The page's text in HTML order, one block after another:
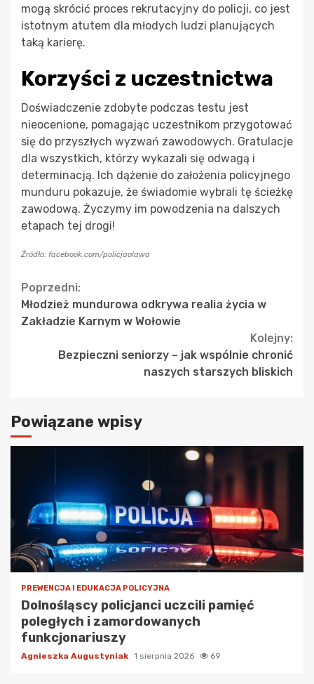
mogą skrócić proces rekrutacyjny do policji, co jest
istotnym atutem dla młodych ludzi planujących
taką karierę.
Korzyści z uczestnictwa
Doświadczenie zdobyte podczas testu jest
nieocenione, pomagając uczestnikom przygotować
się do przyszłych wyzwań zawodowych. Gratulacje
dla wszystkich, którzy wykazali się odwagą i
determinacją. Ich dążenie do założenia policyjnego
munduru pokazuje, że świadomie wybrali tę ścieżkę
zawodową. Życzymy im powodzenia na dalszych
etapach tej drogi!
Źródło: facebook.com/policjaolawa
Continue
Reading
Poprzedni:
Młodzież mundurowa odkrywa realia życia w
Zakładzie Karnym w Wołowie
Kolejny:
Bezpieczni seniorzy – jak wspólnie chronić
naszych starszych bliskich
Powiązane wpisy
PREWENCJA I EDUKACJA POLICYJNA
Dolnośląscy policjanci uczcili pamięć
poległych i zamordowanych
funkcjonariuszy
Agnieszka Augustyniak 1 sierpnia 2026 69